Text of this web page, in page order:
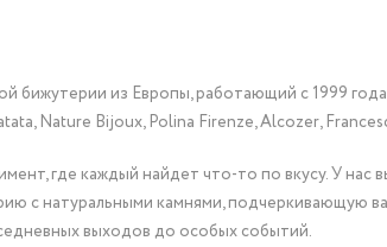
бижутерии из Европы, работающий с 1999
Nature Bijoux, Polina Firenze, Alcozer,
где каждый найдет что-то по вкусу. У
с натуральными камнями, подчеркивающую
выходов до особых событий.